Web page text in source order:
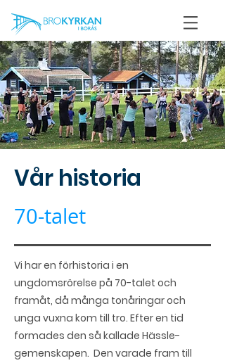
Vår historia
70-talet
Vi har en förhistoria i en
ungdomsrörelse på 70-talet och
framåt, då många tonåringar och
unga vuxna kom till tro. Efter en tid
formades den så kallade Hässle-
gemenskapen. Den varade fram till